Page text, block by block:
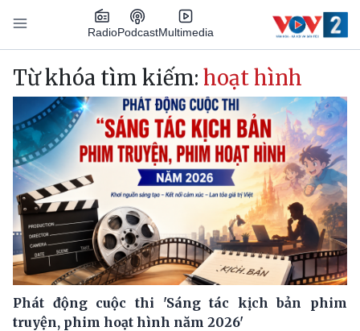
Nhảy đến nội dung
RadioPodcastMultimedia
Main navigation
Từ khóa tìm kiếm: hoạt hình
Phát động cuộc thi 'Sáng tác kịch bản phim
truyện, phim hoạt hình năm 2026'